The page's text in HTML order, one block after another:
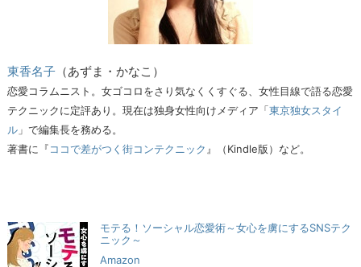
東香名子 （あずま・かなこ）
恋愛コラムニスト。女ゴコロをさり気なくくすぐる、女性目線で語る恋愛
テクニックに定評あり。現在は独身女性向けメディア「東京独女スタイ
ル 」で編集長を務める。
著書に『ココで差がつく街コンテクニック 』（Kindle版）など。
モテる！ソーシャル恋愛術～女心を虜にするSNSテク
ニック～
Amazon